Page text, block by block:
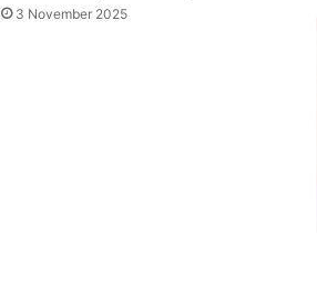
3 November 2025